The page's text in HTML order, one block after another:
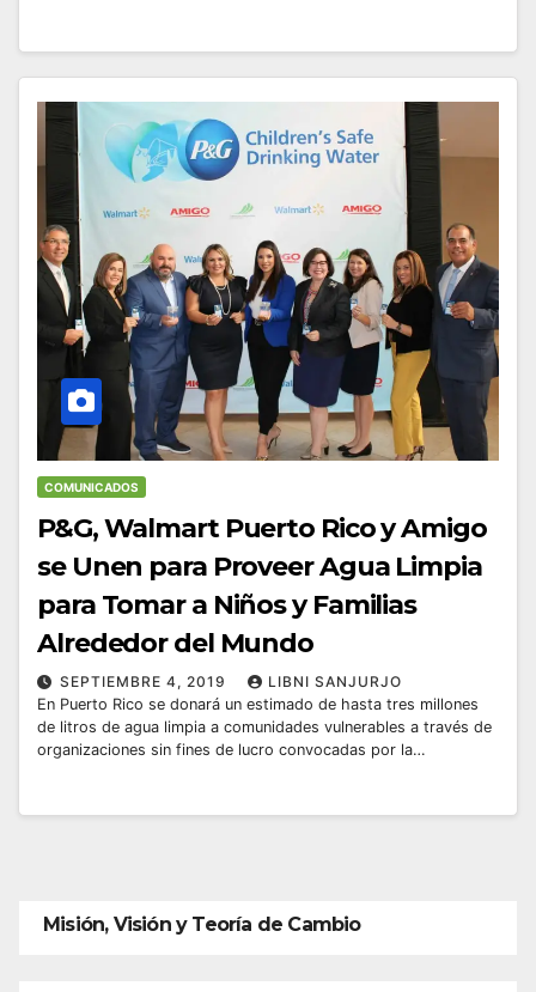
COMUNICADOS
P&G, Walmart Puerto Rico y Amigo
se Unen para Proveer Agua Limpia
para Tomar a Niños y Familias
Alrededor del Mundo
SEPTIEMBRE 4, 2019
LIBNI SANJURJO
En Puerto Rico se donará un estimado de hasta tres millones
de litros de agua limpia a comunidades vulnerables a través de
organizaciones sin fines de lucro convocadas por la…
Misión, Visión y Teoría de Cambio